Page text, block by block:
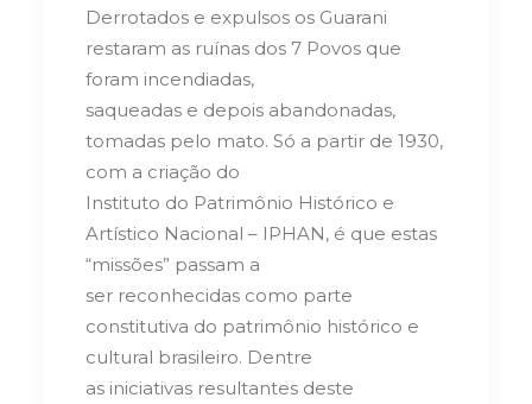
Derrotados e expulsos os Guarani
restaram as ruínas dos 7 Povos que
foram incendiadas,
saqueadas e depois abandonadas,
tomadas pelo mato. Só a partir de 1930,
com a criação do
Instituto do Patrimônio Histórico e
Artístico Nacional – IPHAN, é que estas
“missões” passam a
ser reconhecidas como parte
constitutiva do patrimônio histórico e
cultural brasileiro. Dentre
as iniciativas resultantes deste